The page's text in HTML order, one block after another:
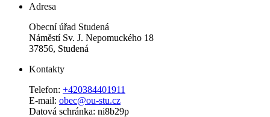
Adresa
Obecní úřad Studená
Náměstí Sv. J. Nepomuckého 18
37856, Studená
Kontakty
Telefon: +420384401911
E-mail: obec@ou-stu.cz
Datová schránka: ni8b29p